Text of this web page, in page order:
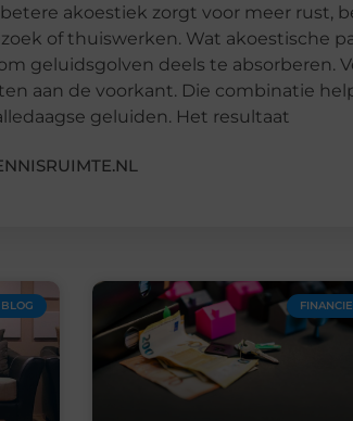
akoestiek zorgt voor meer rust,
of thuiswerken. Wat akoestische
geluidsgolven deels te absorberen.
aan de voorkant. Die combinatie
geluiden. Het resultaat
BLOG